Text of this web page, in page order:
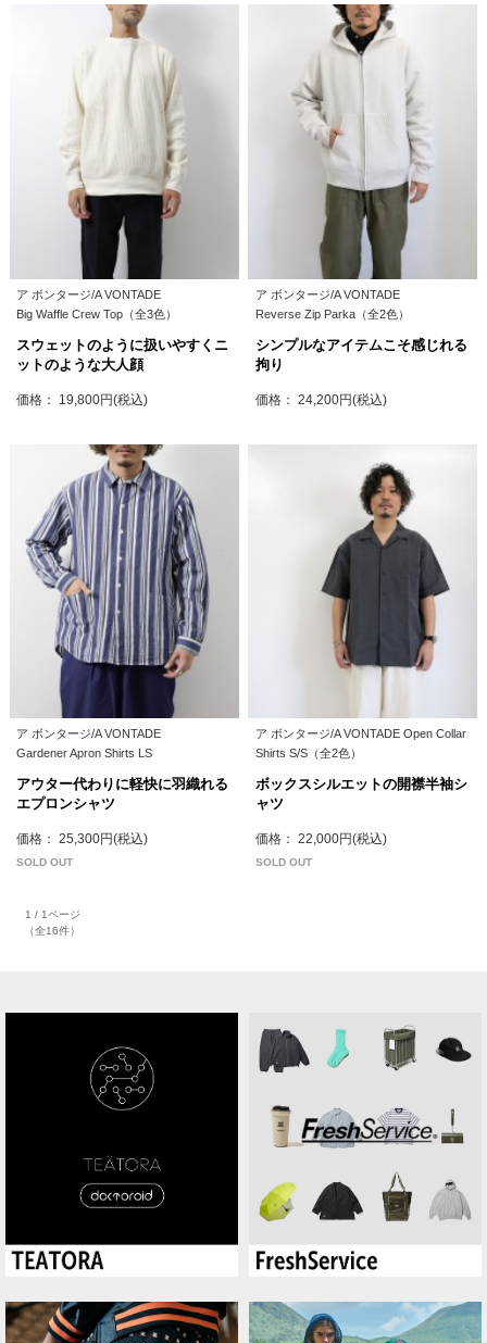
ア ボンタージ/A VONTADE
Big Waffle Crew Top（全3色）
スウェットのように扱いやすくニ
ットのような大人顔
価格： 19,800円(税込)
ア ボンタージ/A VONTADE
Reverse Zip Parka（全2色）
シンプルなアイテムこそ感じれる
拘り
価格： 24,200円(税込)
ア ボンタージ/A VONTADE
Gardener Apron Shirts LS
アウター代わりに軽快に羽織れる
エプロンシャツ
価格： 25,300円(税込)
SOLD OUT
ア ボンタージ/A VONTADE Open Collar
Shirts S/S（全2色）
ボックスシルエットの開襟半袖シ
ャツ
価格： 22,000円(税込)
SOLD OUT
1 / 1ページ
（全16件）